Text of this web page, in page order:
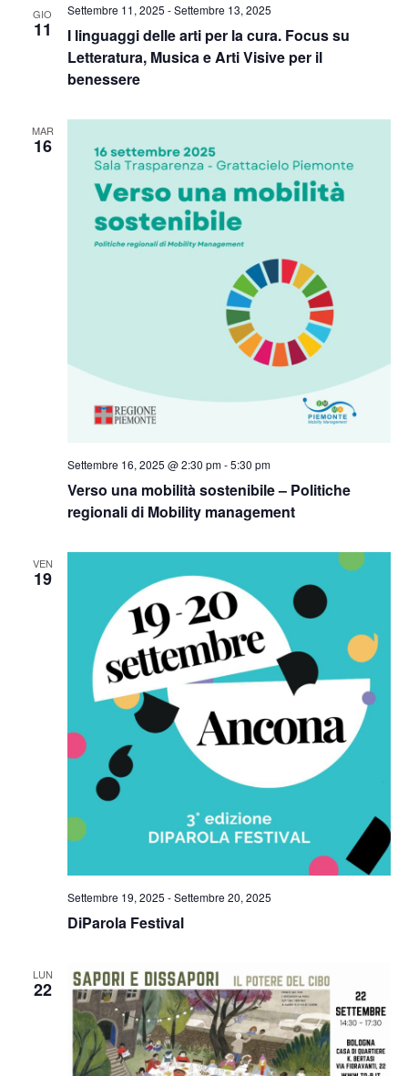
GIO
11
I linguaggi delle arti per la cura. Focus su
Letteratura, Musica e Arti Visive per il
benessere
Settembre 11, 2025 -Settembre 13, 2025
MAR
16
Verso una mobilità sostenibile – Politiche
regionali di Mobility management
Settembre 16, 2025 @ 2:30 pm-5:30 pm
VEN
19
DiParola Festival
Settembre 19, 2025 -Settembre 20, 2025
LUN
22